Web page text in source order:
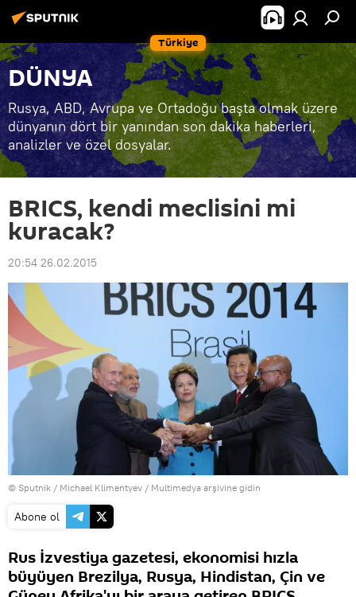
Türkiye
DÜNYA
Rusya, ABD, Avrupa ve Ortadoğu başta olmak üzere
dünyanın dört bir yanından son dakika haberleri,
analizler ve özel dosyalar.
BRICS, kendi meclisini mi
kuracak?
20:54 26.02.2015
© Sputnik / Michael Klimentyev / Multimedya arşivine gidin
Abone ol
Rus İzvestiya gazetesi, ekonomisi hızla
büyüyen Brezilya, Rusya, Hindistan, Çin ve